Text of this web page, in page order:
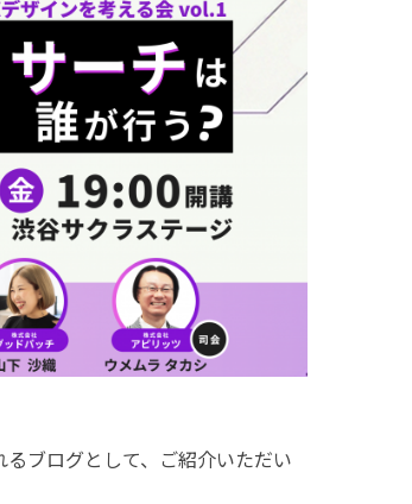
ブログとして、ご紹介いただい